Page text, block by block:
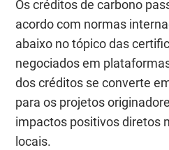
Os créditos de carbono
acordo com normas
abaixo no tópico das
negociados em
dos créditos se converte
para os projetos
impactos positivos diretos
locais.